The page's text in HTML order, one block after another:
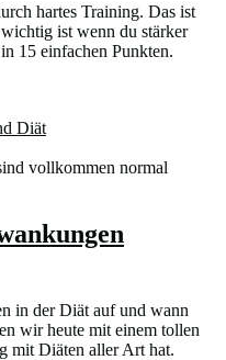
hartes Training. Das ist
ist wenn du stärker
15 einfachen Punkten.
vollkommen normal
in der Diät auf und wann
wir heute mit einem tollen
mit Diäten aller Art hat.